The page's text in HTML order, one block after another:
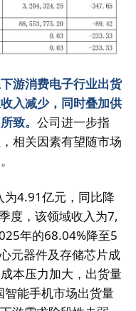
游消费电子行业出货
入减少，同时叠加供
致。 公司进一步指
相关因素有望随市场
4.91亿元，同比降
度，该领域收入为7,
年的68.04%降至5
元器件及存储芯片成
本压力加大，出货量
能手机市场出货量